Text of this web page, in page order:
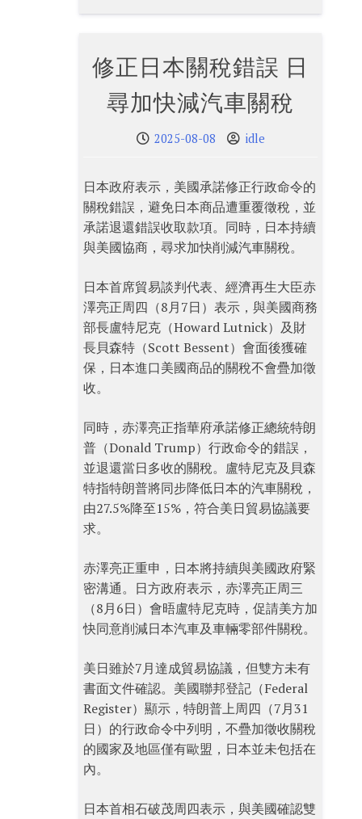
修正日本關稅錯誤 日
尋加快減汽車關稅
2025-08-08 idle
日本政府表示，美國承諾修正行政命令的
關稅錯誤，避免日本商品遭重覆徵稅，並
承諾退還錯誤收取款項。同時，日本持續
與美國協商，尋求加快削減汽車關稅。
日本首席貿易談判代表、經濟再生大臣赤
澤亮正周四（8月7日）表示，與美國商務
部長盧特尼克（Howard Lutnick）及財
長貝森特（Scott Bessent）會面後獲確
保，日本進口美國商品的關稅不會疊加徵
收。
同時，赤澤亮正指華府承諾修正總統特朗
普（Donald Trump）行政命令的錯誤，
並退還當日多收的關稅。盧特尼克及貝森
特指特朗普將同步降低日本的汽車關稅，
由27.5%降至15%，符合美日貿易協議要
求。
赤澤亮正重申，日本將持續與美國政府緊
密溝通。日方政府表示，赤澤亮正周三
（8月6日）會晤盧特尼克時，促請美方加
快同意削減日本汽車及車輛零部件關稅。
美日雖於7月達成貿易協議，但雙方未有
書面文件確認。美國聯邦登記（Federal
Register）顯示，特朗普上周四（7月31
日）的行政命令中列明，不疊加徵收關稅
的國家及地區僅有歐盟，日本並未包括在
內。
日本首相石破茂周四表示，與美國確認雙